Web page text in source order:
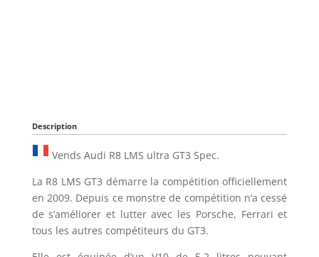
Description
Vends Audi R8 LMS ultra GT3 Spec.
La R8 LMS GT3 démarre la compétition officiellement
en 2009. Depuis ce monstre de compétition n’a cessé
de s’améliorer et lutter avec les Porsche, Ferrari et
tous les autres compétiteurs du GT3.